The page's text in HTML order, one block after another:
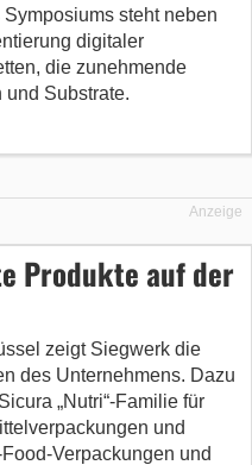
steht neben
digitaler
die zunehmende
Substrate.
Anzeige
Produkte auf der
zeigt Siegwerk die
des Unternehmens. Dazu
„Nutri“-Familie für
und
Verpackungen und